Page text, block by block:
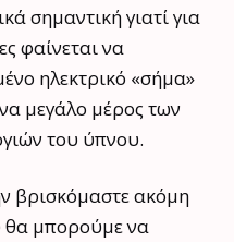
σημαντική γιατί για
φαίνεται να
ηλεκτρικό «σήμα»
μεγάλο μέρος των
του ύπνου.
βρισκόμαστε ακόμη
θα μπορούμε να